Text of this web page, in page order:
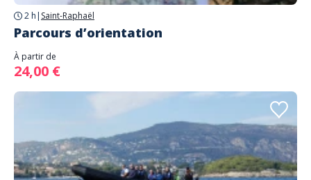
2 h | Saint-Raphaël
Parcours d’orientation
À partir de
24,00 €